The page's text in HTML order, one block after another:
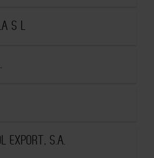
S L
EXPORT, S.A.